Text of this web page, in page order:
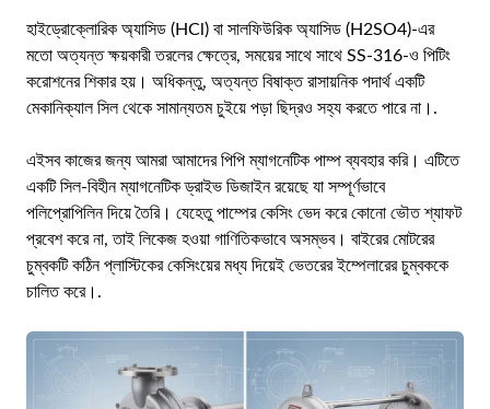
হাইড্রোক্লোরিক অ্যাসিড (HCl) বা সালফিউরিক অ্যাসিড (H2SO4)-এর
মতো অত্যন্ত ক্ষয়কারী তরলের ক্ষেত্রে, সময়ের সাথে সাথে SS-316-ও পিটিং
করোশনের শিকার হয়। অধিকন্তু, অত্যন্ত বিষাক্ত রাসায়নিক পদার্থ একটি
মেকানিক্যাল সিল থেকে সামান্যতম চুইয়ে পড়া ছিদ্রও সহ্য করতে পারে না।.
এইসব কাজের জন্য আমরা আমাদের পিপি ম্যাগনেটিক পাম্প ব্যবহার করি। এটিতে
একটি সিল-বিহীন ম্যাগনেটিক ড্রাইভ ডিজাইন রয়েছে যা সম্পূর্ণভাবে
পলিপ্রোপিলিন দিয়ে তৈরি। যেহেতু পাম্পের কেসিং ভেদ করে কোনো ভৌত শ্যাফট
প্রবেশ করে না, তাই লিকেজ হওয়া গাণিতিকভাবে অসম্ভব। বাইরের মোটরের
চুম্বকটি কঠিন প্লাস্টিকের কেসিংয়ের মধ্য দিয়েই ভেতরের ইম্পেলারের চুম্বককে
চালিত করে।.